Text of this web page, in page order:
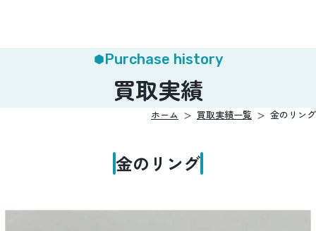
Purchase history
買取実績
ホーム 買取実績一覧 金のリング
金のリング